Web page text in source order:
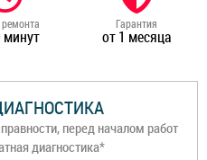
минут
Гарантия
от 1 месяца
перед началом работ
диагностика*